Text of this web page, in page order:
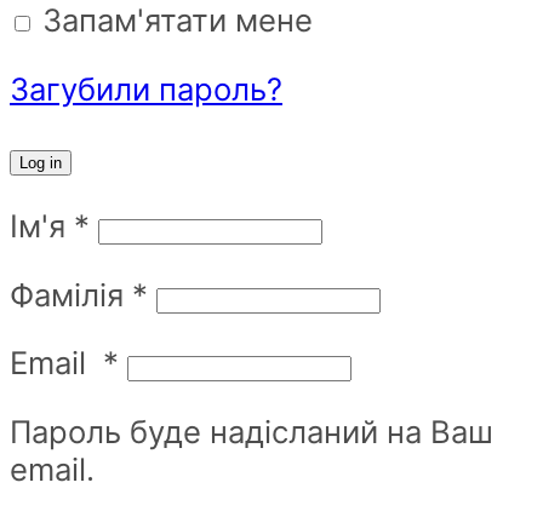
Запам'ятати мене
Загубили пароль?
Log in
Ім'я *
Фамілія *
Email *
Пароль буде надісланий на Ваш
email.